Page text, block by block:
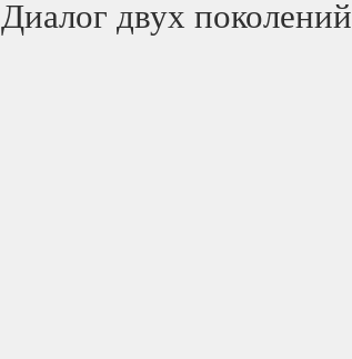
Диалог двух поколений